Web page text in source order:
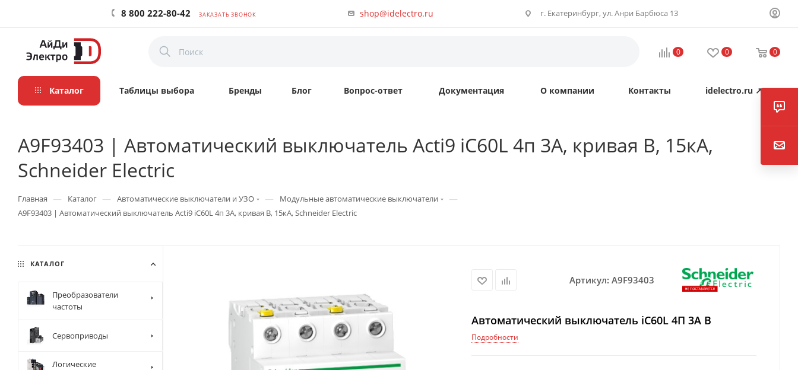
8 800 222-80-42 ЗАКАЗАТЬ ЗВОНОК shop@idelectro.ru г. Екатеринбург, ул. Анри Барбюса 13
0 0 0
Каталог Таблицы выбора Бренды Блог Вопрос-ответ Документация О компании Контакты idelectro.ru ↗
A9F93403 | Автоматический выключатель Acti9 iC60L 4п 3А, кривая B, 15кА,
Schneider Electric
Главная — Каталог — Автоматические выключатели и УЗО — Модульные автоматические выключатели —
A9F93403 | Автоматический выключатель Acti9 iC60L 4п 3А, кривая B, 15кА, Schneider Electric
Артикул: A9F93403
Автоматический выключатель iC60L 4П 3A B
Подробности
КАТАЛОГ
Преобразователи
частоты
Сервоприводы
Логические